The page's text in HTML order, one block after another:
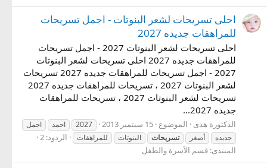
احلى تسريحات لشعر البنوتات - اجمل تسريحات
للمراهقات جديده 2027
احلى تسريحات لشعر البنوتات 2027 - اجمل تسريحات
للمراهقات جديده 2027 احلى تسريحات لشعر البنوتات
2027 - اجمل تسريحات للمراهقات جديده 2027 تسريحات
لشعر البنوتات 2027 ، تسريحات للمراهقات جديده 2027
تسريحات لشعر البنوتات 2027 ، تسريحات للمراهقات
جديده 2027...
الدكتورة هدى الموضوع 15 سبتمبر 2013 2027 احمد
اجمل
جديده
أصغر تسريحات البنوتات للمراهقات
الردود: 2
المنتدى: قسم الأسرة والطفل